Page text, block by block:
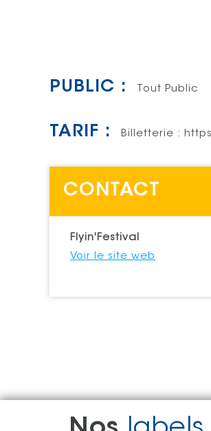
PUBLIC : Tout Public
TARIF : Billetterie :
CONTACT
Flyin'Festival
Voir le site web